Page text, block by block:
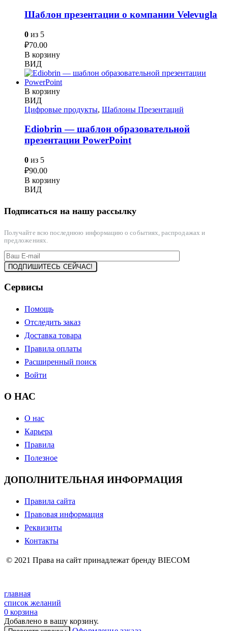
Шаблон презентации о компании Velevugla
0 из 5
₽70.00
В корзину
ВИД
В корзину
ВИД
Цифровые продукты, Шаблоны Презентаций
Ediobrin — шаблон образовательной
презентации PowerPoint
0 из 5
₽90.00
В корзину
ВИД
Подписаться на нашу рассылку
Получайте всю последнюю информацию о событиях, распродажах и
предложениях.
Сервисы
Помощь
Отследить заказ
Доставка товара
Правила оплаты
Расширенный поиск
Войти
О НАС
О нас
Карьера
Правила
Полезное
ДОПОЛНИТЕЛЬНАЯ ИНФОРМАЦИЯ
Правила сайта
Правовая информация
Реквизиты
Контакты
© 2021 Права на сайт принадлежат бренду BIECOM
главная
список желаний
0 корзина
Добавлено в вашу корзину.